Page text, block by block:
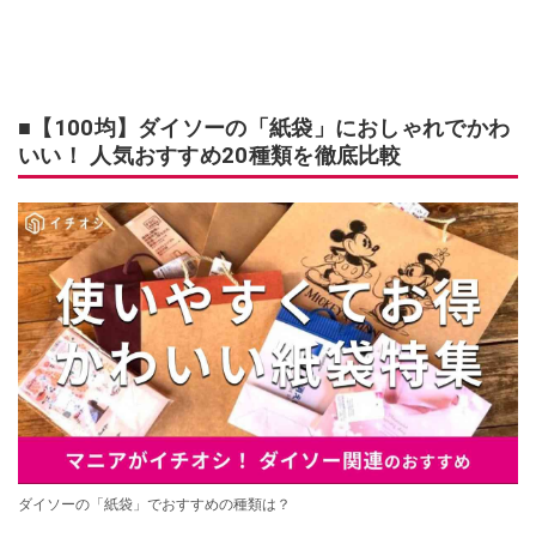
■【100均】ダイソーの「紙袋」におしゃれでかわ
いい！ 人気おすすめ20種類を徹底比較
ダイソーの「紙袋」でおすすめの種類は？